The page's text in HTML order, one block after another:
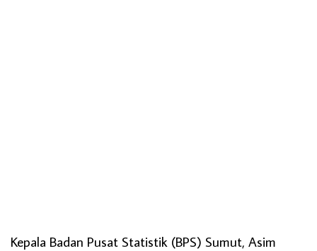
Kepala Badan Pusat Statistik (BPS) Sumut, Asim